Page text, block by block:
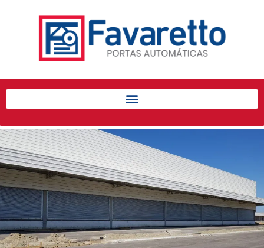
Início
Produtos
Porta de Enrolar Automática
Automatizadores
Acessórios Para Portas de
Enrolar
Pintura eletrostática
Portfólio